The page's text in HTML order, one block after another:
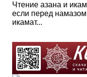
Чтение азана и
если перед намазом
икамат...